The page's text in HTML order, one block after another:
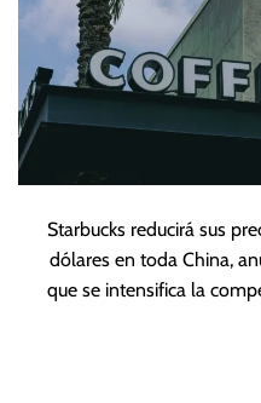
Starbucks reducirá sus
dólares en toda China,
que se intensifica la